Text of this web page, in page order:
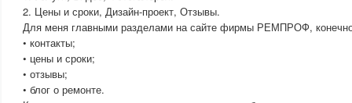
2. Цены и сроки, Дизайн-проект, Отзывы.
Для меня главными разделами на сайте фирмы РЕМПРОФ,
• контакты;
• цены и сроки;
• отзывы;
• блог о ремонте.